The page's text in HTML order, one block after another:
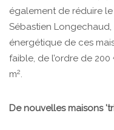
également de réduire
Sébastien
énergétique de ces
faible, de l’ordre de
m2.
De nouvelles maisons